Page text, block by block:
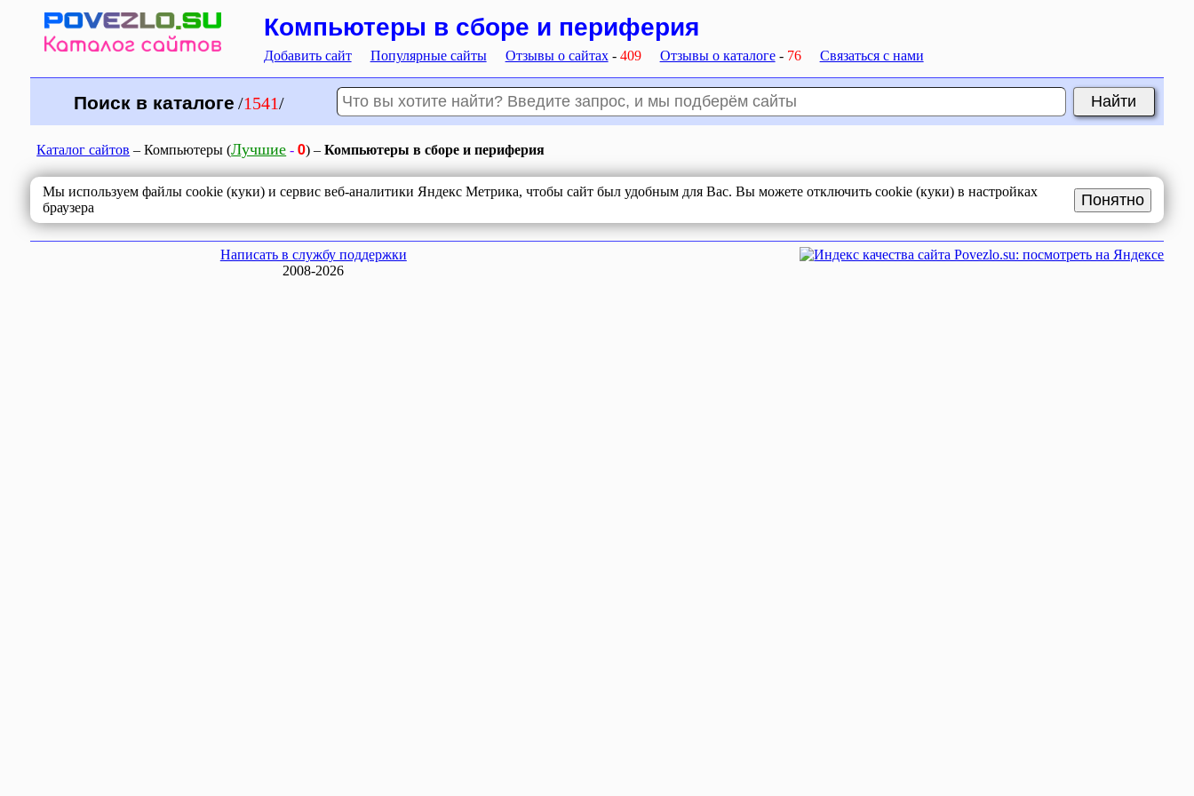
Компьютеры в сборе и периферия
Добавить сайт Популярные сайты Отзывы о сайтах- 409 Отзывы о каталоге- 76 Связаться с нами
Поиск в каталоге /1541/
Каталог сайтов – Компьютеры (Лучшие - 0) –Компьютеры в сборе и периферия
Мы используем файлы cookie (куки) и сервис веб-аналитики Яндекс Метрика, чтобы сайт был удобным для Вас. Вы можете отключить cookie (куки) в настройках
браузера
Понятно
Написать в службу поддержки
2008-2026